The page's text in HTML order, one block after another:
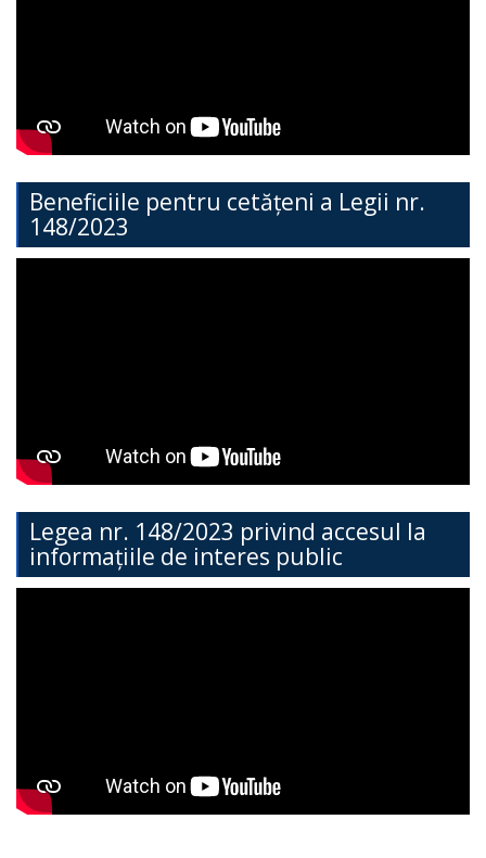
Cimișlia
Direcția
Economie,
Dezvoltare
Teritorială
Secția
Serviciul
Arhitectură,
Beneficiile pentru cetățeni a Legii nr.
148/2023
Legea nr. 148/2023 privind accesul la
informațiile de interes public